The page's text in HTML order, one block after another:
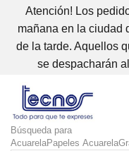
Atención! Los
mañana en la ciudad
de la tarde. Aquellos
se despacharán
Búsqueda para
AcuarelaPapeles Acuarela